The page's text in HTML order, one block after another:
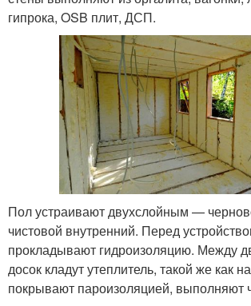
гипрока, OSB плит, ДСП.
Пол устраивают двухслойным —
чистовой внутренний. Перед
прокладывают гидроизоляцию. Между
досок кладут утеплитель, такой же как
покрывают пароизоляцией, выполняют